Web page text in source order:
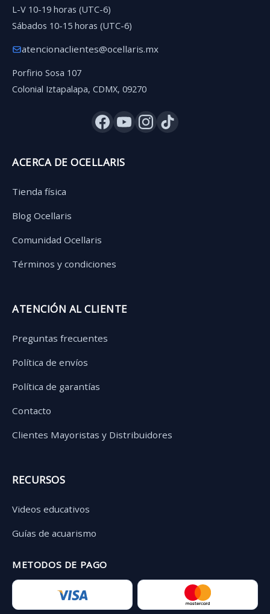
L-V 10-19 horas (UTC-6)
Sábados 10-15 horas (UTC-6)
atencionaclientes@ocellaris.mx
Porfirio Sosa 107
Colonial Iztapalapa, CDMX, 09270
ACERCA DE OCELLARIS
Tienda física
Blog Ocellaris
Comunidad Ocellaris
Términos y condiciones
ATENCIÓN AL CLIENTE
Preguntas frecuentes
Política de envíos
Política de garantías
Contacto
Clientes Mayoristas y Distribuidores
RECURSOS
Videos educativos
Guías de acuarismo
METODOS DE PAGO